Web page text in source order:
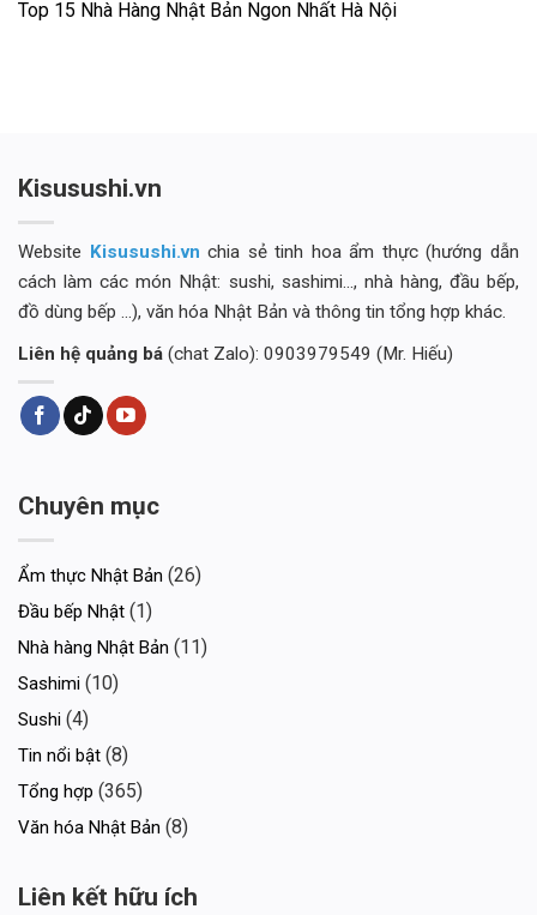
Top 15 Nhà Hàng Nhật Bản Ngon Nhất Hà Nội
Kisusushi.vn
Website Kisusushi.vn chia sẻ tinh hoa ẩm thực (hướng dẫn
cách làm các món Nhật: sushi, sashimi..., nhà hàng, đầu bếp,
đồ dùng bếp ...), văn hóa Nhật Bản và thông tin tổng hợp khác.
Liên hệ quảng bá (chat Zalo): 0903979549 (Mr. Hiếu)
Chuyên mục
Ẩm thực Nhật Bản (26)
Đầu bếp Nhật (1)
Nhà hàng Nhật Bản (11)
Sashimi (10)
Sushi (4)
Tin nổi bật (8)
Tổng hợp (365)
Văn hóa Nhật Bản (8)
Liên kết hữu ích